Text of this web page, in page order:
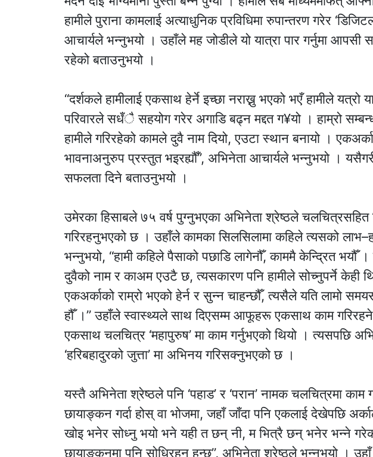
हामीले पुराना कामलाई अत्याधुनिक प्रविधिमा रुपान्तरण गरेर
आचार्यले भन्नुभयो । उहाँले मह जोडीले यो यात्रा पार गर्नुमा आपसी
रहेको बताउनुभयो ।
“दर्शकले हामीलाई एकसाथ हेर्ने इच्छा नराख्नु भएको भएँ हामीले यत्रो
परिवारले सधँै सहयोग गरेर अगाडि बढ्न मद्दत ग¥यो । हाम्रो
हामीले गरिरहेको कामले दुवै नाम दियो, एउटा स्थान बनायो ।
भावनाअनुरुप प्रस्तुत भइरह्यौँ”, अभिनेता आचार्यले भन्नुभयो ।
सफलता दिने बताउनुभयो ।
उमेरका हिसाबले ७५ वर्ष पुग्नुभएका अभिनेता श्रेष्ठले
गरिरहनुभएको छ । उहाँले कामका सिलसिलामा कहिले त्यसको
भन्नुभयो, “हामी कहिले पैसाको पछाडि लागेनौँ, काममै केन्द्रित भयौँ
दुवैको नाम र काअम एउटै छ, त्यसकारण पनि हामीले सोच्नुपर्ने केही
एकअर्काको राम्रो भएको हेर्न र सुन्न चाहन्छौँ, त्यसैले यति लामो
हौँ ।” उहाँले स्वास्थ्यले साथ दिएसम्म आफूहरू एकसाथ काम
एकसाथ चलचित्र ‘महापुरुष’ मा काम गर्नुभएको थियो । त्यसपछि
‘हरिबहादुरको जुत्ता’ मा अभिनय गरिसक्नुभएको छ ।
यस्तै अभिनेता श्रेष्ठले पनि ‘पहाड’ र ‘परान’ नामक चलचित्रमा
छायाङ्कन गर्दा होस् वा भोजमा, जहाँ जाँदा पनि एकलाई देखेपछि
खोइ भनेर सोध्नु भयो भने यही त छन् नी, म भित्रै छन् भनेर भन्ने
छायाङ्कनमा पनि सोधिरहनु हुन्छ”, अभिनेता श्रेष्ठले भन्नुभयो ।